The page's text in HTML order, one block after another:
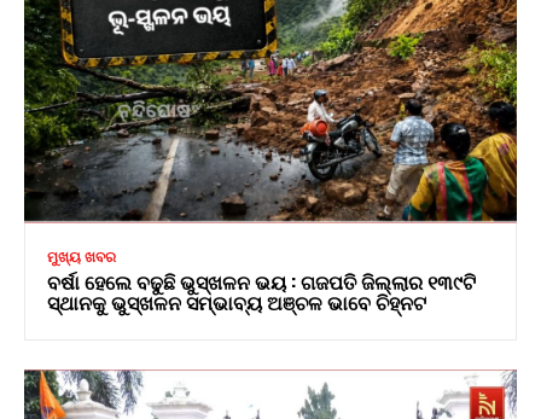
ମୁଖ୍ୟ ଖବର
ବର୍ଷା ହେଲେ ବଢୁଛି ଭୁସ୍ଖଳନ ଭୟ : ଗଜପତି ଜିଲ୍ଲାର ୧୩୯ଟି
ସ୍ଥାନକୁ ଭୁସ୍ଖଳନ ସମ୍ଭାବ୍ୟ ଅଞ୍ଚଳ ଭାବେ ଚିହ୍ନଟ